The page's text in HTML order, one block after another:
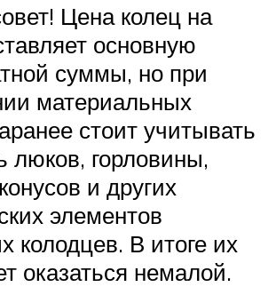
Цена колец на
основную
суммы, но при
материальных
стоит учитывать
люков, горловины,
и других
элементов
колодцев. В итоге их
оказаться немалой.